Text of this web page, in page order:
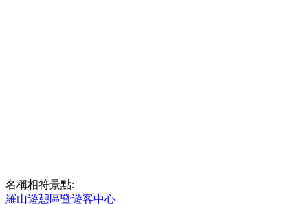
名稱相符景點:
羅山遊憩區暨遊客中心